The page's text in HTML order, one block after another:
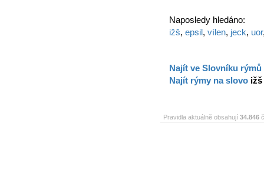
Naposledy hledáno:
ižš, epsil, vílen, jeck, uor
Najít ve Slovníku rýmů
Najít rýmy na slovo ižš
Pravidla aktuálně obsahují 34.846